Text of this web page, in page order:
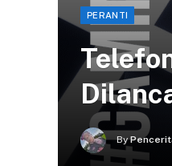
PERANTI
By